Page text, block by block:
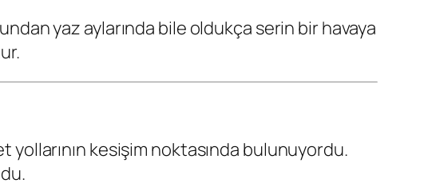
yaz aylarında bile oldukça serin bir havaya
kesişim noktasında bulunuyordu.